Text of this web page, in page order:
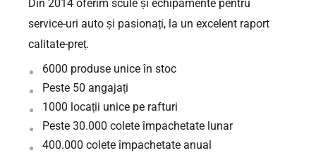
Din 2014 oferim scule și echipamente pentru
service-uri auto și pasionați, la un excelent raport
calitate-preț.
6000 produse unice în stoc
Peste 50 angajați
1000 locații unice pe rafturi
Peste 30.000 colete împachetate lunar
400.000 colete împachetate anual